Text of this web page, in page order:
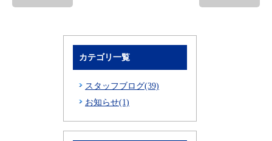
カテゴリ一覧
スタッフブログ(39)
お知らせ(1)